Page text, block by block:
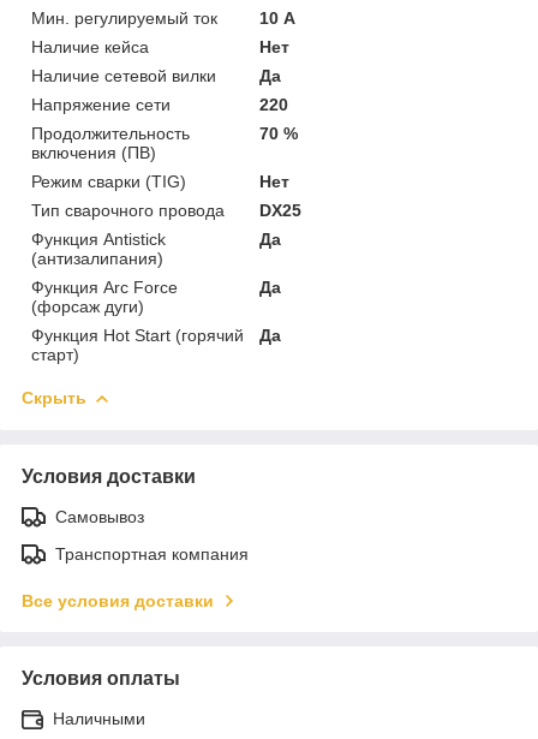
Мин. регулируемый ток
10 А
Наличие кейса
Нет
Наличие сетевой вилки
Да
Напряжение сети
220
Продолжительность
включения (ПВ)
70 %
Режим сварки (TIG)
Нет
Тип сварочного провода
DX25
Функция Antistick
(антизалипания)
Да
Функция Arc Force
(форсаж дуги)
Да
Функция Hot Start (горячий
старт)
Да
Скрыть
Условия доставки
Самовывоз
Транспортная компания
Все условия доставки
Условия оплаты
Наличными